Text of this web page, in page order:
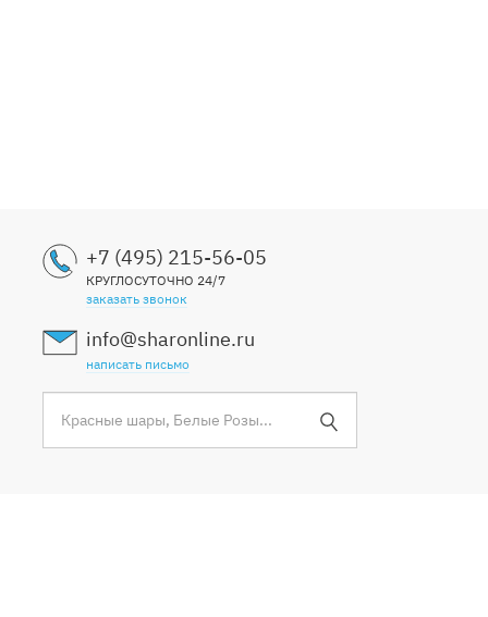
+7 (495) 215-56-05
КРУГЛОСУТОЧНО 24/7
заказать звонок
info@sharonline.ru
написать письмо